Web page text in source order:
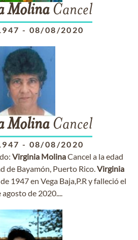
MolinaCancel
- 08/08/2020
MolinaCancel
- 08/08/2020
Virginia MolinaCancel a la edad
de Bayamón, Puerto Rico.Virginia
1947 en Vega Baja,P.R y falleció el
agosto de 2020....